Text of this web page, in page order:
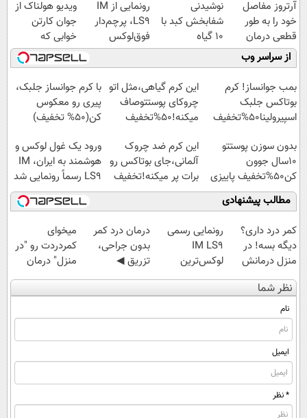
آرتروز مفاصل
خود را به طور
قطعی درمان
کنید!
◗پرسش‌نامه◖
نوشیدنی
شفابخش کبد با
10 گیاه
موثر(تخفیف تا
امشب)
رونمایی از IM
LS9، پرچم‌دار
فوق‌لوکس
EREV وارد بازار
ایران شد
ویدیو هولناک از
جوان کارتن
خوابی که
میلیاردر شد.
آموزش رایگان
از سراسر وب
بمب جوانساز! کرم
بوتاکس جلبک
اسپیرولینا50%تخفیف
این کرم گیاهی،مثل اتو
چروکای پوستتوصاف
میکنه!50%تخفیف
با کرم جوانساز جلبک،
پیری رو معکوس
کن(50% تخفیف)
بدون سوزن پوستتو
10سال جوون
کن50%تخفیف پاییزی
این کرم ضد چروک
آلمانی،جای بوتاکس رو
برات پر میکنه!تخفیف
تا امشب
ورود یک غول لوکس و
هوشمند به ایران، IM
LS9 رسماً رونمایی شد
مطالب پیشنهادی
کمر درد داری؟
دیگه بسه! در
منزل درمانش
کن
(◀پرسش‌نامه)
رونمایی رسمی
IM LS9
لوکس‌ترین
EREV در ایران
درمان درد کمر
بدون جراحی،
تزریق ◀
پرسش‌نامه رو پر
کن ▶
میخوای
کمردردت رو "در
منزل" درمان
کنی؟ (◂فیلم +
◂پرسش‌نامه)
نظر شما
نام
ایمیل
* نظر